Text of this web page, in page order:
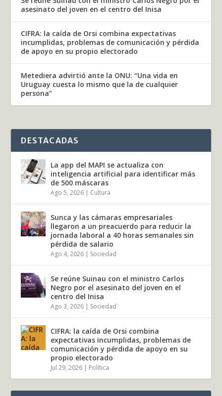
asesinato del joven en el centro del Inisa
CIFRA: la caída de Orsi combina expectativas
incumplidas, problemas de comunicación y pérdida
de apoyo en su propio electorado
Metediera advirtió ante la ONU: “Una vida en
Uruguay cuesta lo mismo que la de cualquier
persona”
DESTACADAS
La app del MAPI se actualiza con
inteligencia artificial para identificar más
de 500 máscaras
Ago 5, 2026 | Cultura
Sunca y las cámaras empresariales
llegaron a un preacuerdo para reducir la
jornada laboral a 40 horas semanales sin
pérdida de salario
Ago 4, 2026 | Sociedad
Se reúne Suinau con el ministro Carlos
Negro por el asesinato del joven en el
centro del Inisa
Ago 3, 2026 | Sociedad
CIFRA: la caída de Orsi combina
expectativas incumplidas, problemas de
comunicación y pérdida de apoyo en su
propio electorado
Jul 29, 2026 | Política